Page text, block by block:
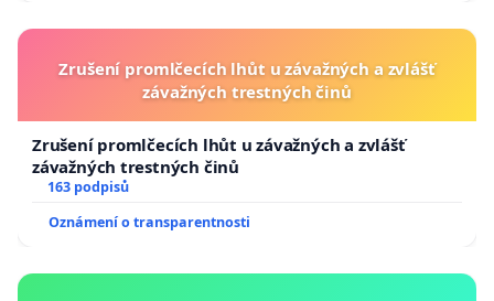
Zrušení promlčecích lhůt u závažných a zvlášť
závažných trestných činů
Zrušení promlčecích lhůt u závažných a zvlášť
závažných trestných činů
163 podpisů
Oznámení o transparentnosti